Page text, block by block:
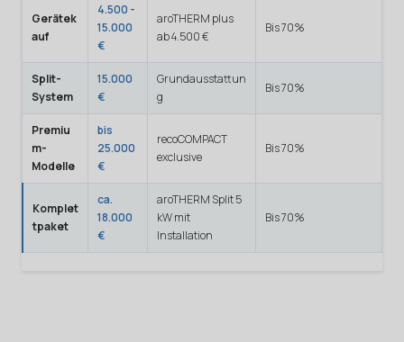
Gerätek
auf
4.500 -
15.000
€
aroTHERM plus
ab 4.500 €
Bis 70%
Split-
System
15.000
€
Grundausstattun
g
Bis 70%
Premiu
m-
Modelle
bis
25.000
€
recoCOMPACT
exclusive
Bis 70%
Komplet
tpaket
ca.
18.000
€
aroTHERM Split 5
kW mit
Installation
Bis 70%